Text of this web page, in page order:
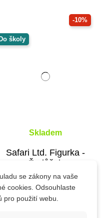
-10%
Do školy
Skladem
Safari Ltd. Figurka -
Žralůček
212 Kč236 Kč
se zákony na vaše
cookies. Odsouhlaste
pro použití webu.